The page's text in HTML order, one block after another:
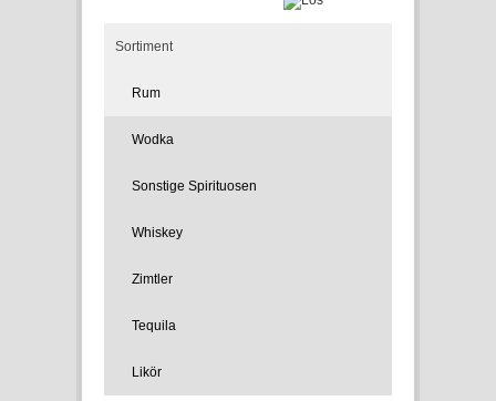
Sortiment
Rum
Wodka
Sonstige Spirituosen
Whiskey
Zimtler
Tequila
Likör